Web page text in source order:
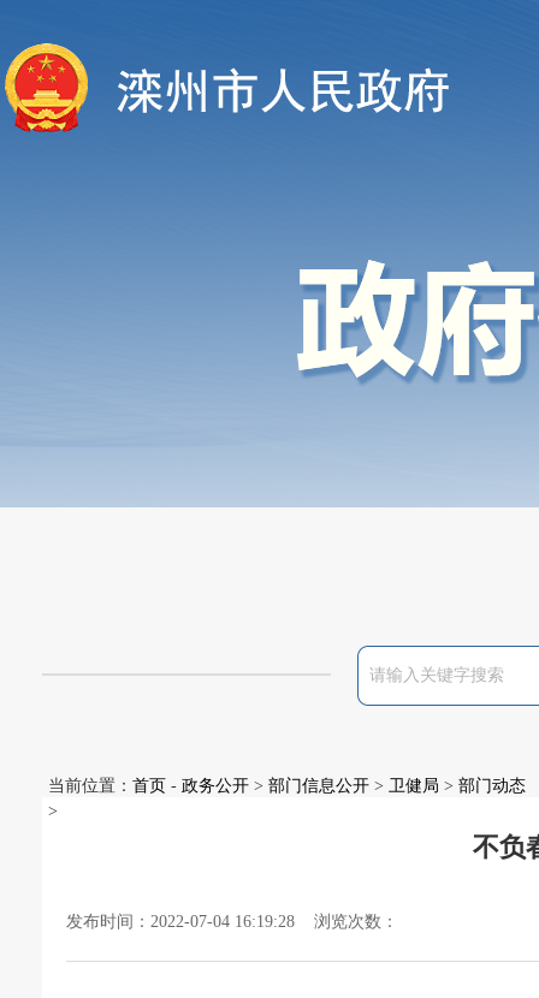
当前位置： 首页 - 政务公开 > 部门信息公开 > 卫健局 > 部门动态
>
不负
发布时间：2022-07-04 16:19:28 浏览次数：